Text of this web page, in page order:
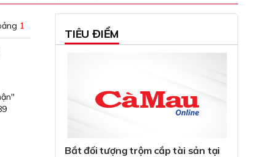
1
TIÊU ĐIỂM
Bắt đối tượng trộm cắp tài sản tại